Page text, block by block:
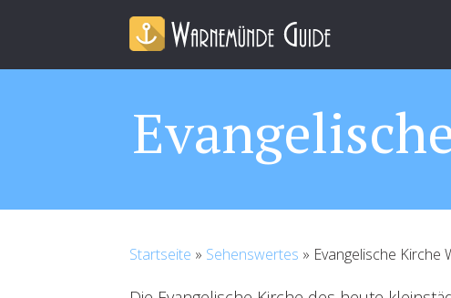
Startseite » Sehenswertes » Evangelische Kirche